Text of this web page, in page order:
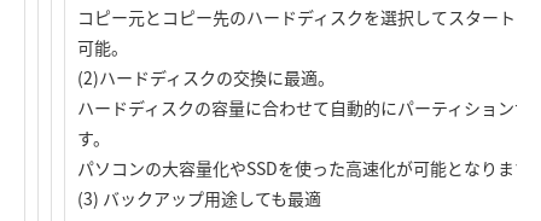
コピー元とコピー先のハードディスクを選択してスタート
可能。
(2)ハードディスクの交換に最適。
ハードディスクの容量に合わせて自動的にパーティション
す。
パソコンの大容量化やSSDを使った高速化が可能となります
(3) バックアップ用途しても最適